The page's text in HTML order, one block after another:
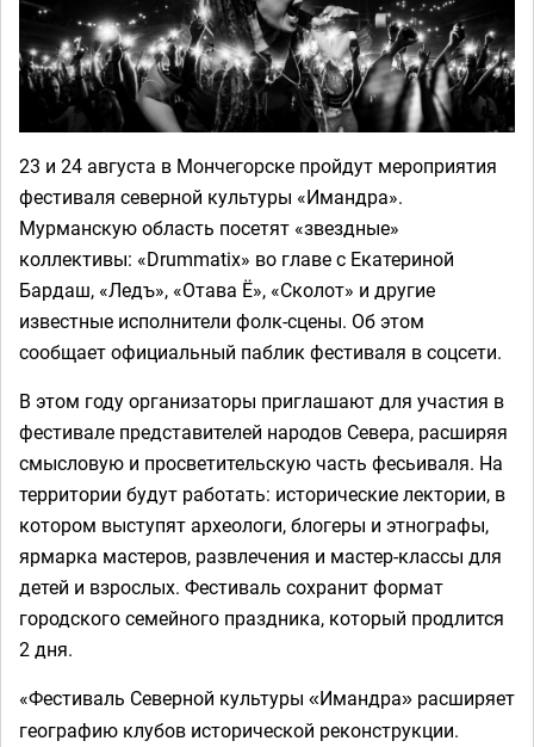
23 и 24 августа в Мончегорске пройдут мероприятия
фестиваля северной культуры «Имандра».
Мурманскую область посетят «звездные»
коллективы: «Drummatix» во главе с Екатериной
Бардаш, «Ледъ», «Отава Ё», «Сколот» и другие
известные исполнители фолк-сцены. Об этом
сообщает официальный паблик фестиваля в соцсети.
В этом году организаторы приглашают для участия в
фестивале представителей народов Севера, расширяя
смысловую и просветительскую часть фесьиваля. На
территории будут работать: исторические лектории, в
котором выступят археологи, блогеры и этнографы,
ярмарка мастеров, развлечения и мастер-классы для
детей и взрослых. Фестиваль сохранит формат
городского семейного праздника, который продлится
2 дня.
«Фестиваль Северной культуры «Имандра» расширяет
географию клубов исторической реконструкции.